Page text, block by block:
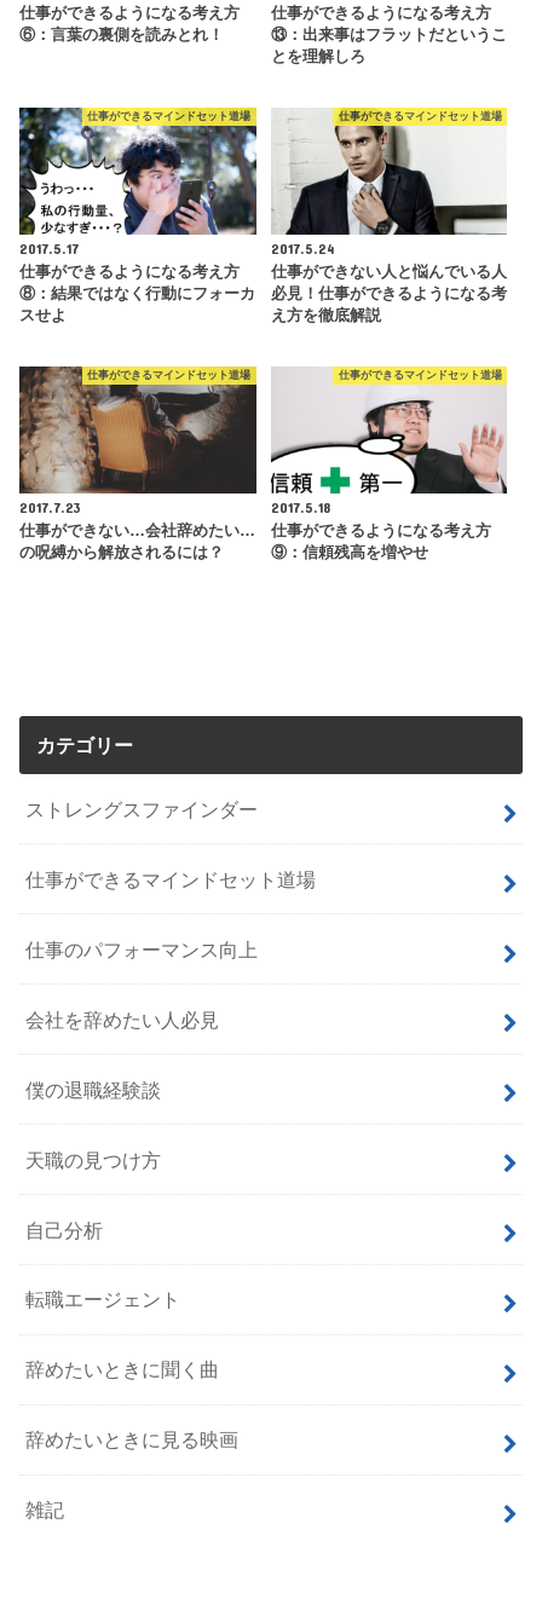
仕事ができるようになる考え方
⑥：言葉の裏側を読みとれ！
仕事ができるようになる考え方
⑬：出来事はフラットだというこ
とを理解しろ
仕事ができるマインドセット道場
2017.5.17
仕事ができるようになる考え方
⑧：結果ではなく行動にフォーカ
スせよ
仕事ができるマインドセット道場
2017.5.24
仕事ができない人と悩んでいる人
必見！仕事ができるようになる考
え方を徹底解説
仕事ができるマインドセット道場
2017.7.23
仕事ができない…会社辞めたい…
の呪縛から解放されるには？
仕事ができるマインドセット道場
2017.5.18
仕事ができるようになる考え方
⑨：信頼残高を増やせ
カテゴリー
ストレングスファインダー
仕事ができるマインドセット道場
仕事のパフォーマンス向上
会社を辞めたい人必見
僕の退職経験談
天職の見つけ方
自己分析
転職エージェント
辞めたいときに聞く曲
辞めたいときに見る映画
雑記